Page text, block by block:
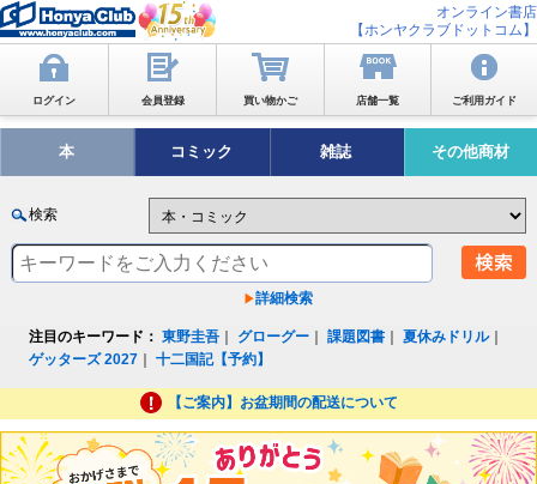
オンライン書店
【ホンヤクラブドットコム】
ログイン 会員登録 買い物かご 店舗一覧 ご利用ガイド
本 コミック 雑誌 その他商材
検索
詳細検索
注目のキーワード： 東野圭吾 グローグー ｜課題図書 ｜夏休みドリル｜
ゲッターズ 2027 ｜十二国記【予約】
【ご案内】お盆期間の配送について